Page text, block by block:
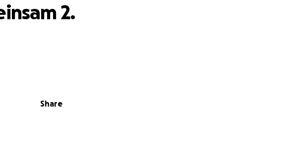
Share
2.